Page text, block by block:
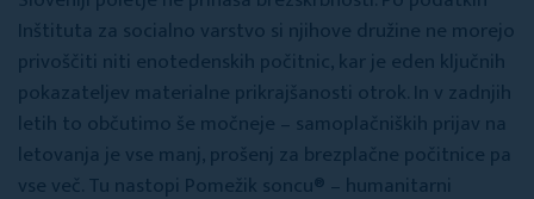
Inštituta za socialno varstvo si njihove družine ne morejo
privoščiti niti enotedenskih počitnic, kar je eden ključnih
pokazateljev materialne prikrajšanosti otrok. In v zadnjih
letih to občutimo še močneje – samoplačniških prijav na
letovanja je vse manj, prošenj za brezplačne počitnice pa
vse več. Tu nastopi Pomežik soncu® – humanitarni